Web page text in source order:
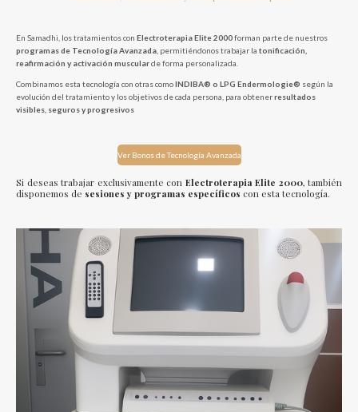
En Samadhi, los tratamientos con Electroterapia Elite 2000forman parte de nuestros
programas de Tecnología Avanzada , permitiéndonos trabajar la tonificación,
reafirmación y activación muscularde forma personalizada.
Combinamos esta tecnología con otras comoINDIBA® o LPG Endermologie® según la
evolución del tratamiento y los objetivos de cada persona, para obtenerresultados
visibles, seguros y progresivos
Ver Bonos de Tecnología Avanzada
Si deseas trabajar exclusivamente con Electroterapia Elite 2000, también
disponemos de sesiones y programas específicos con esta tecnología.